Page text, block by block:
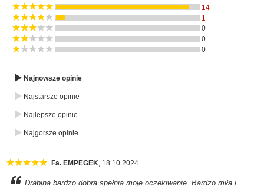
accipo
Opinie klientów o nas
Regulamin
Kontakt
Płatność & wysyłka
Kontakt & infolinia